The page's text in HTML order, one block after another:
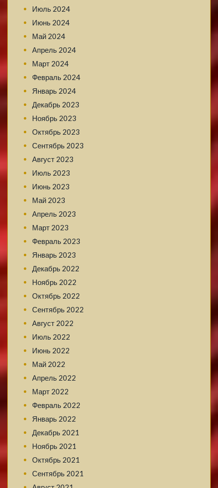
Июль 2024
Июнь 2024
Май 2024
Апрель 2024
Март 2024
Февраль 2024
Январь 2024
Декабрь 2023
Ноябрь 2023
Октябрь 2023
Сентябрь 2023
Август 2023
Июль 2023
Июнь 2023
Май 2023
Апрель 2023
Март 2023
Февраль 2023
Январь 2023
Декабрь 2022
Ноябрь 2022
Октябрь 2022
Сентябрь 2022
Август 2022
Июль 2022
Июнь 2022
Май 2022
Апрель 2022
Март 2022
Февраль 2022
Январь 2022
Декабрь 2021
Ноябрь 2021
Октябрь 2021
Сентябрь 2021